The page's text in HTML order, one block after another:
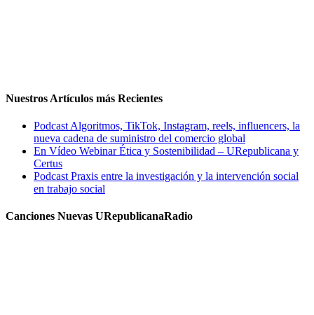
Nuestros Artículos más Recientes
Podcast Algoritmos, TikTok, Instagram, reels, influencers, la
nueva cadena de suministro del comercio global
En Vídeo Webinar Ética y Sostenibilidad – URepublicana y
Certus
Podcast Praxis entre la investigación y la intervención social
en trabajo social
Canciones Nuevas URepublicanaRadio